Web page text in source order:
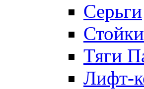
Серьги
Тяги
Лифт-